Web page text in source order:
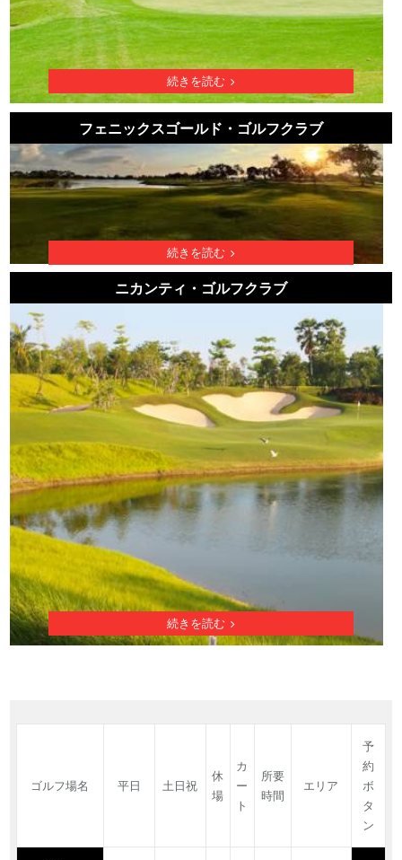
続きを読む
フェニックスゴールド・ゴルフクラブ
続きを読む
ニカンティ・ゴルフクラブ
続きを読む
ゴルフ場名 平日 土日祝
休
場
カ
ー
ト
所要
時間
エリア
予
約
ボ
タ
ン